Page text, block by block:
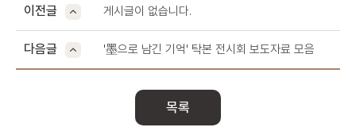
이전글 게시글이 없습니다.
다음글 '墨으로 남긴 기억' 탁본 전시회 보도자료 모음
목록